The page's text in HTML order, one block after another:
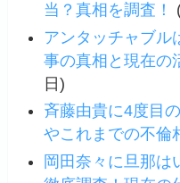
当？真相を調査！
アンタッチャブル
事の真相と現在の
日)
斉藤由貴に4度目
やこれまでの不倫
岡田奈々に旦那は